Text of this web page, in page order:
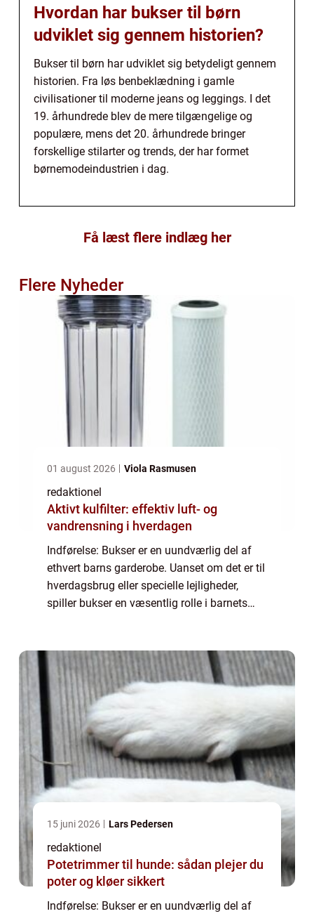
Hvordan har bukser til børn
udviklet sig gennem historien?
Bukser til børn har udviklet sig betydeligt gennem
historien. Fra løs benbeklædning i gamle
civilisationer til moderne jeans og leggings. I det
19. århundrede blev de mere tilgængelige og
populære, mens det 20. århundrede bringer
forskellige stilarter og trends, der har formet
børnemodeindustrien i dag.
Få læst flere indlæg her
Flere Nyheder
01 august 2026 Viola Rasmusen
redaktionel
Aktivt kulfilter: effektiv luft- og
vandrensning i hverdagen
Indførelse: Bukser er en uundværlig del af
ethvert barns garderobe. Uanset om det er til
hverdagsbrug eller specielle lejligheder,
spiller bukser en væsentlig rolle i barnets
15 juni 2026 Lars Pedersen
redaktionel
Potetrimmer til hunde: sådan plejer du
poter og kløer sikkert
Indførelse: Bukser er en uundværlig del af